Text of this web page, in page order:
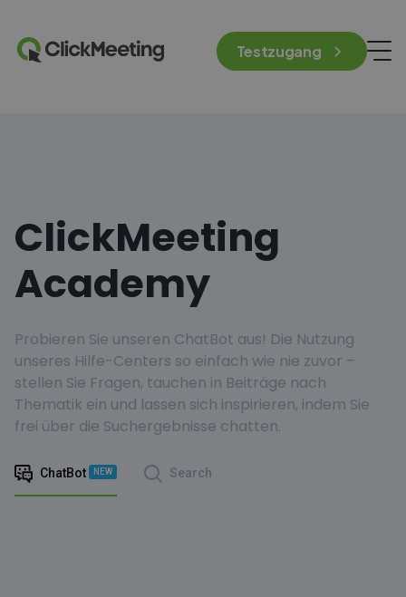
Testzugang
ClickMeeting
Academy
Probieren Sie unseren ChatBot aus! Die Nutzung
unseres Hilfe-Centers so einfach wie nie zuvor –
stellen Sie Fragen, tauchen in Beiträge nach
Thematik ein und lassen sich inspirieren, indem Sie
frei über die Suchergebnisse chatten.
ChatBot NEW Search